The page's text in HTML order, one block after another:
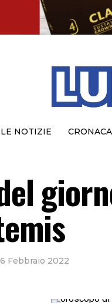
NOTIZIE CRONACA
Febbraio 2022